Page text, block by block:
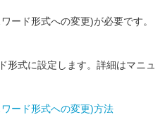
ード形式への変更)が必要です。
形式に設定します。詳細はマニュ
ード形式への変更)方法